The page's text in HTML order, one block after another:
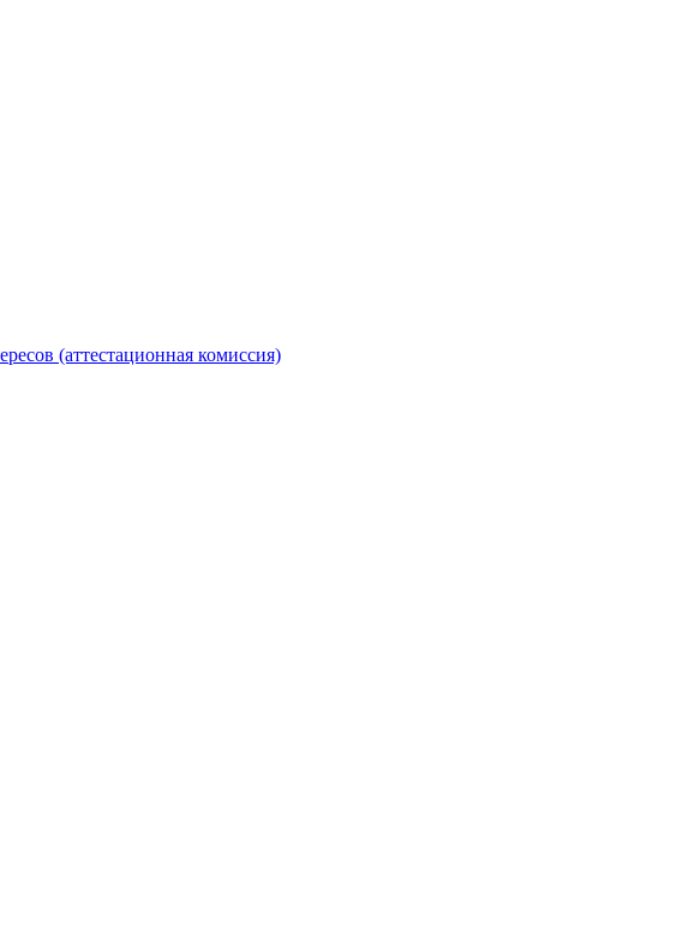
(аттестационная комиссия)